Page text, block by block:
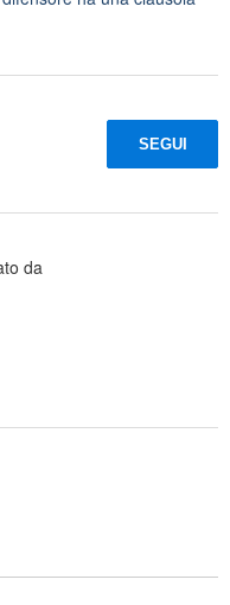
SEGUI
da